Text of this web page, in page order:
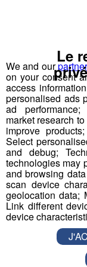
France
monde
nouveau livre ;
Rediffusion de
We and our
on your consent
access
personalised ads
ad
market research
improve
Select
and debug;
technologies may
and browsing
scan device
geolocation data;
Link different
device
Le